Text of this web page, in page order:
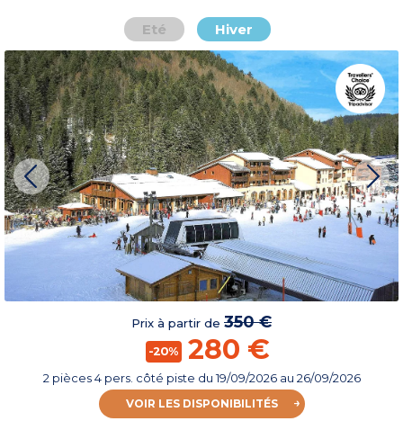
Eté Hiver
Prix à partir de 350 €
-20% 280 €
2 pièces 4 pers. côté piste du19/09/2026au 26/09/2026
VOIR LES DISPONIBILITÉS